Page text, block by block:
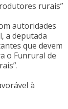
rurais”
autoridades
a deputada
que devem
o Funrural de
à